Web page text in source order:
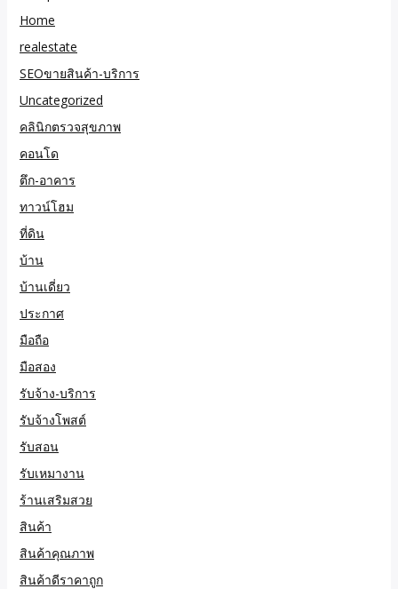
Home
realestate
SEOขายสินค้า-บริการ
Uncategorized
คลินิกตรวจสุขภาพ
คอนโด
ตึก-อาคาร
ทาวน์โฮม
ที่ดิน
บ้าน
บ้านเดี่ยว
ประกาศ
มือถือ
มือสอง
รับจ้าง-บริการ
รับจ้างโพสต์
รับสอน
รับเหมางาน
ร้านเสริมสวย
สินค้า
สินค้าคุณภาพ
สินค้าดีราคาถูก